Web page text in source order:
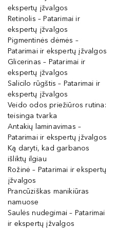
ekspertų įžvalgos
Retinolis – Patarimai ir
ekspertų įžvalgos
Pigmentinės dėmės –
Patarimai ir ekspertų įžvalgos
Glicerinas – Patarimai ir
ekspertų įžvalgos
Salicilo rūgštis – Patarimai ir
ekspertų įžvalgos
Veido odos priežiūros rutina:
teisinga tvarka
Antakių laminavimas –
Patarimai ir ekspertų įžvalgos
Ką daryti, kad garbanos
išliktų ilgiau
Rožinė – Patarimai ir ekspertų
įžvalgos
Prancūziškas manikiūras
namuose
Saulės nudegimai – Patarimai
ir ekspertų įžvalgos